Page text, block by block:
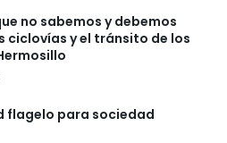
no sabemos y debemos
ciclovías y el tránsito de los
flagelo para sociedad